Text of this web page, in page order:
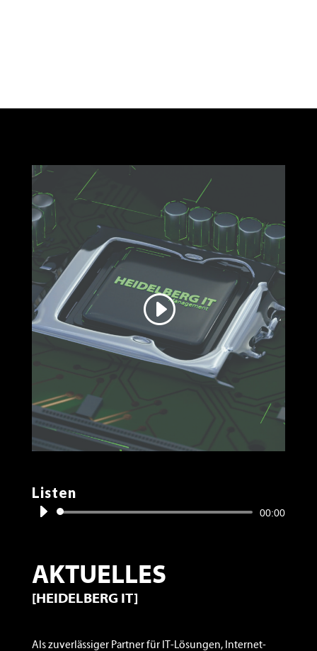
Listen
Audio-
00:00
AKTUELLES
[HEIDELBERG IT]
Als zuverlässiger Partner für IT-Lösungen, Internet-